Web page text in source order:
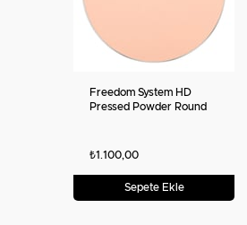
Freedom System HD
Pressed Powder Round
₺1.100,00
Sepete Ekle